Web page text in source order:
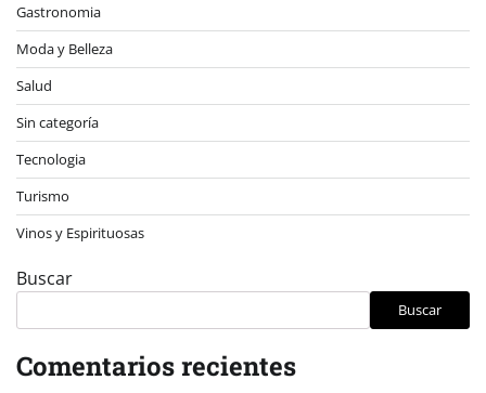
Gastronomia
Moda y Belleza
Salud
Sin categoría
Tecnologia
Turismo
Vinos y Espirituosas
Buscar
Buscar
Comentarios recientes